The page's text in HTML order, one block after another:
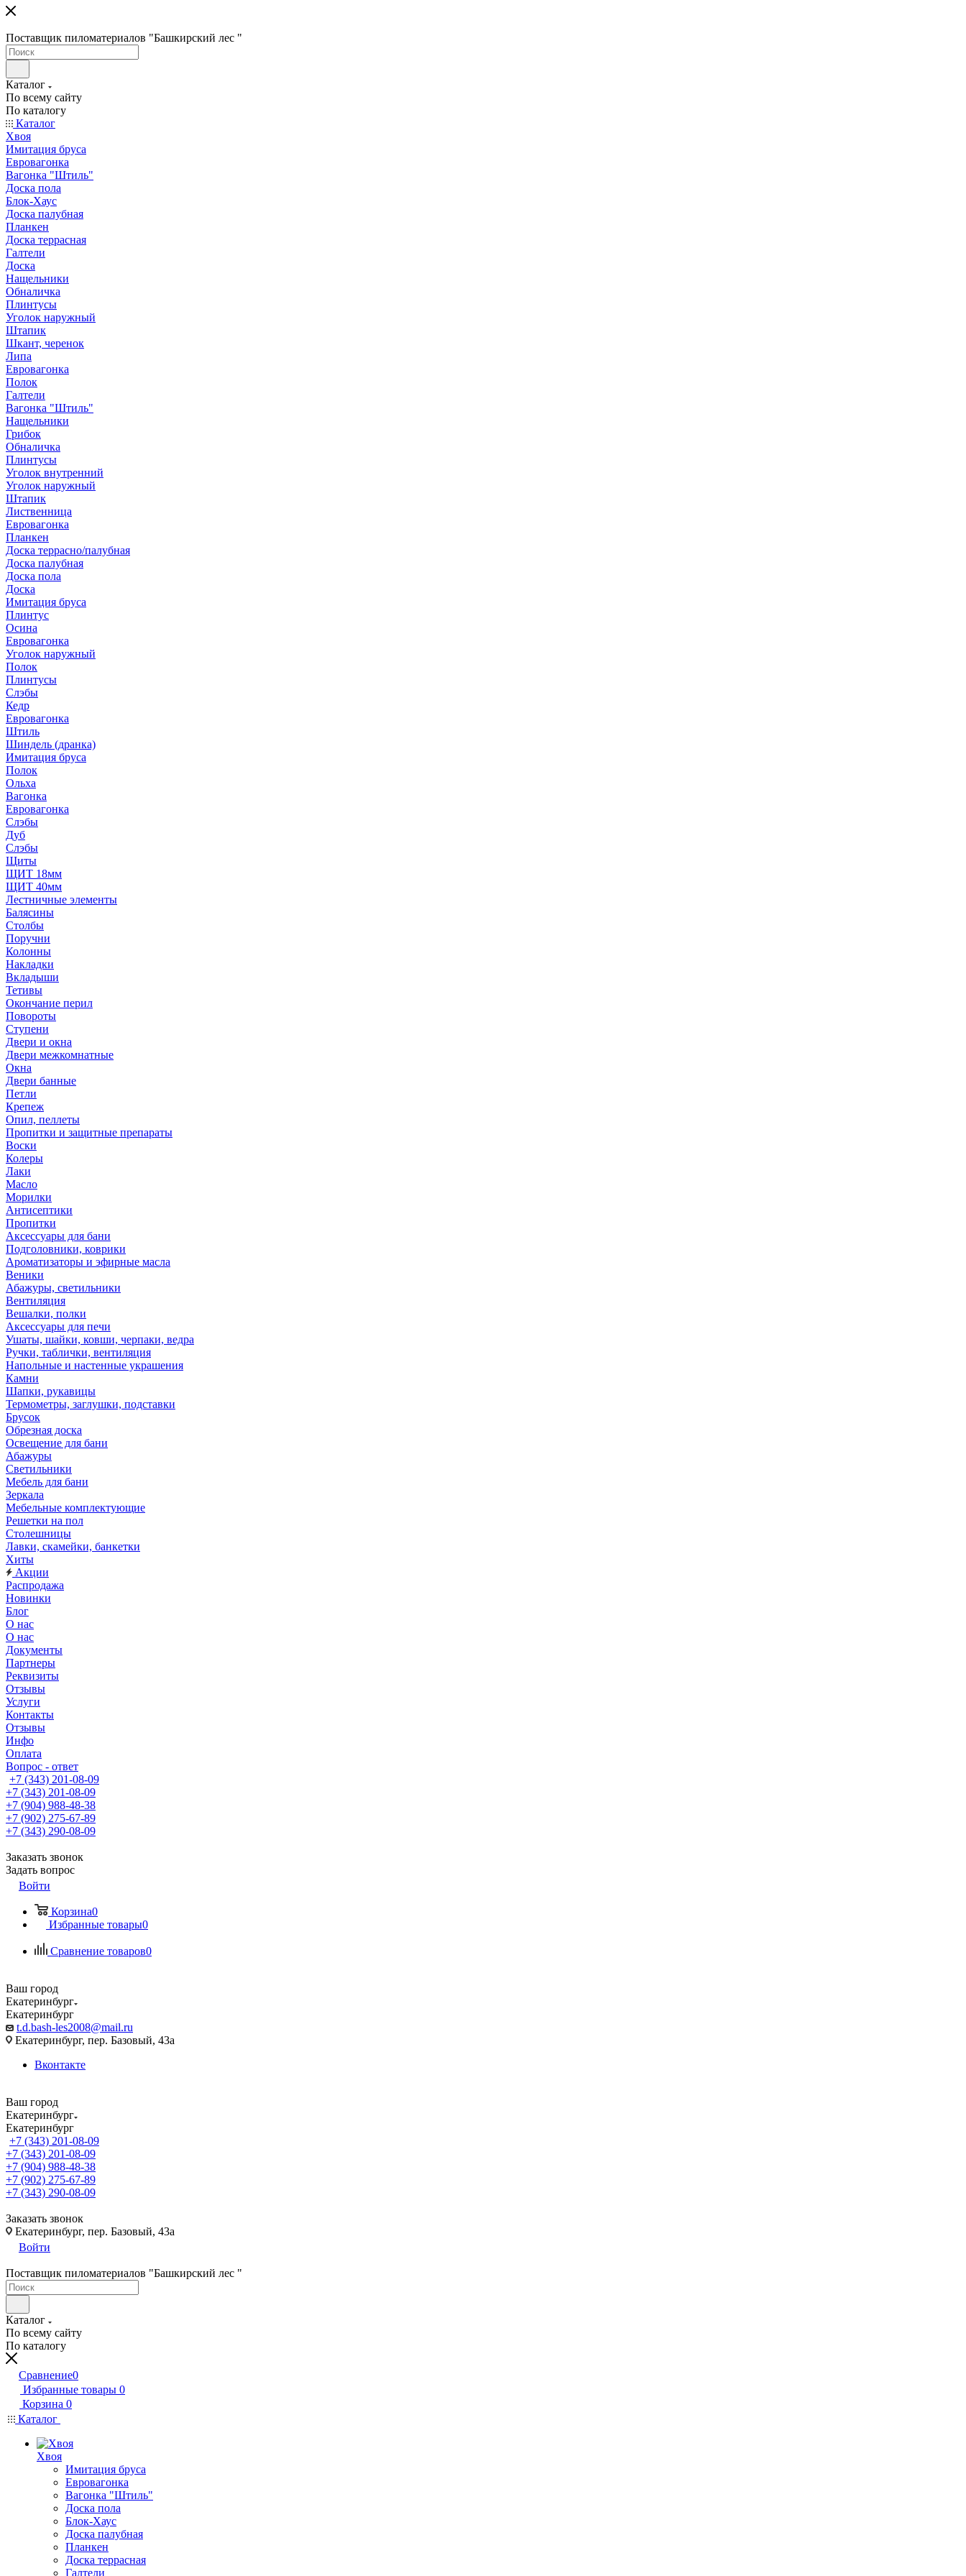
Поставщик пиломатериалов "Башкирский лес "
Каталог
По всему сайту
По каталогу
Каталог
Хвоя
Имитация бруса
Евровагонка
Вагонка "Штиль"
Доска пола
Блок-Хаус
Доска палубная
Планкен
Доска террасная
Галтели
Доска
Нащельники
Обналичка
Плинтусы
Уголок наружный
Штапик
Шкант, черенок
Липа
Евровагонка
Полок
Галтели
Вагонка "Штиль"
Нащельники
Грибок
Обналичка
Плинтусы
Уголок внутренний
Уголок наружный
Штапик
Лиственница
Евровагонка
Планкен
Доска террасно/палубная
Доска палубная
Доска пола
Доска
Имитация бруса
Плинтус
Осина
Евровагонка
Уголок наружный
Полок
Плинтусы
Слэбы
Кедр
Евровагонка
Штиль
Шиндель (дранка)
Имитация бруса
Полок
Ольха
Вагонка
Евровагонка
Слэбы
Дуб
Слэбы
Щиты
ЩИТ 18мм
ЩИТ 40мм
Лестничные элементы
Балясины
Столбы
Поручни
Колонны
Накладки
Вкладыши
Тетивы
Окончание перил
Повороты
Ступени
Двери и окна
Двери межкомнатные
Окна
Двери банные
Петли
Крепеж
Опил, пеллеты
Пропитки и защитные препараты
Воски
Колеры
Лаки
Масло
Морилки
Антисептики
Пропитки
Аксессуары для бани
Подголовники, коврики
Ароматизаторы и эфирные масла
Веники
Абажуры, светильники
Вентиляция
Вешалки, полки
Аксессуары для печи
Ушаты, шайки, ковши, черпаки, ведра
Ручки, таблички, вентиляция
Напольные и настенные украшения
Камни
Шапки, рукавицы
Термометры, заглушки, подставки
Брусок
Обрезная доска
Освещение для бани
Абажуры
Светильники
Мебель для бани
Зеркала
Мебельные комплектующие
Решетки на пол
Столешницы
Лавки, скамейки, банкетки
Хиты
Акции
Распродажа
Новинки
Блог
О нас
О нас
Документы
Партнеры
Реквизиты
Отзывы
Услуги
Контакты
Отзывы
Инфо
Оплата
Вопрос - ответ
+7 (343) 201-08-09
+7 (343) 201-08-09
+7 (904) 988-48-38
+7 (902) 275-67-89
+7 (343) 290-08-09
Заказать звонок
Задать вопрос
Войти
Корзина0
Избранные товары0
Сравнение товаров0
Ваш город
Екатеринбург
Екатеринбург
t.d.bash-les2008@mail.ru
Екатеринбург, пер. Базовый, 43а
Вконтакте
Ваш город
Екатеринбург
Екатеринбург
+7 (343) 201-08-09
+7 (343) 201-08-09
+7 (904) 988-48-38
+7 (902) 275-67-89
+7 (343) 290-08-09
Заказать звонок
Екатеринбург, пер. Базовый, 43а
Войти
Поставщик пиломатериалов "Башкирский лес "
Каталог
По всему сайту
По каталогу
Сравнение0
Избранные товары 0
Корзина 0
Каталог
Хвоя
Имитация бруса
Евровагонка
Вагонка "Штиль"
Доска пола
Блок-Хаус
Доска палубная
Планкен
Доска террасная
Галтели